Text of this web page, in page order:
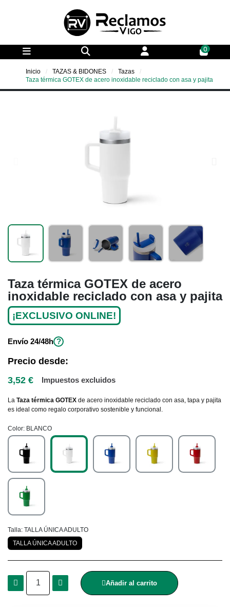
0
Inicio TAZAS & BIDONES
Tazas
Taza térmica GOTEX de acero inoxidable reciclado con asa y pajita
Taza térmica GOTEX de acero
inoxidable reciclado con asa y pajita
¡EXCLUSIVO ONLINE!
Envío 24/48h ?
Precio desde:
3,52 €
Impuestos excluidos
La Taza térmica GOTEX de acero inoxidable reciclado con asa, tapa y pajita
es ideal como regalo corporativo sostenible y funcional.
Color BLANCO
Talla TALLA ÚNICA ADULTO
TALLA ÚNICA ADULTO
Añadir al carrito